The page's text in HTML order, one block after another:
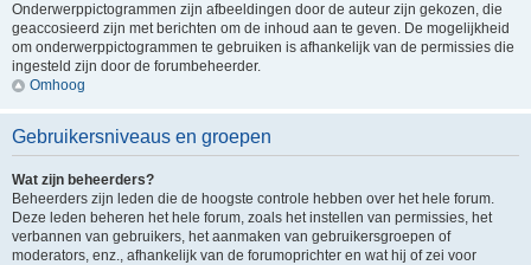
Onderwerppictogrammen zijn afbeeldingen door de auteur zijn gekozen, die
geaccosieerd zijn met berichten om de inhoud aan te geven. De mogelijkheid
om onderwerppictogrammen te gebruiken is afhankelijk van de permissies die
ingesteld zijn door de forumbeheerder.
Omhoog
Gebruikersniveaus en groepen
Wat zijn beheerders?
Beheerders zijn leden die de hoogste controle hebben over het hele forum.
Deze leden beheren het hele forum, zoals het instellen van permissies, het
verbannen van gebruikers, het aanmaken van gebruikersgroepen of
moderators, enz., afhankelijk van de forumoprichter en wat hij of zei voor